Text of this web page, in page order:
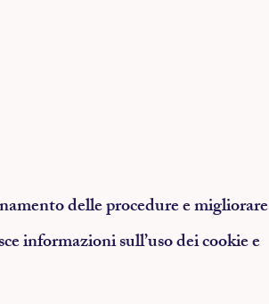
delle procedure e migliorare
informazioni sull’uso dei cookie e